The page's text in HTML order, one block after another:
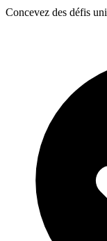
Concevez des défis